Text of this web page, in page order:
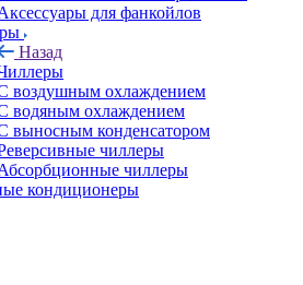
для фанкойлов
Назад
воздушным охлаждением
водяным охлаждением
выносным конденсатором
чиллеры
чиллеры
кондиционеры